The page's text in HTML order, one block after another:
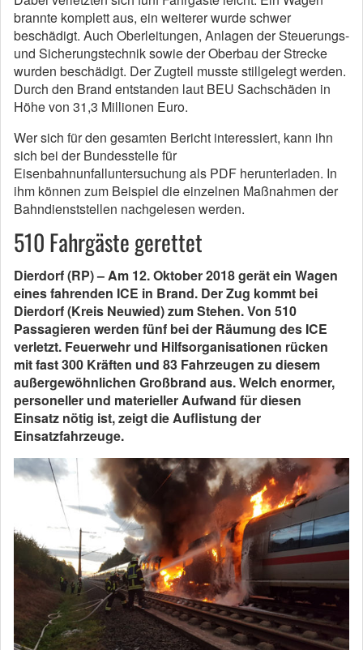
brannte komplett aus, ein weiterer wurde schwer
beschädigt. Auch Oberleitungen, Anlagen der Steuerungs-
und Sicherungstechnik sowie der Oberbau der Strecke
wurden beschädigt. Der Zugteil musste stillgelegt werden.
Durch den Brand entstanden laut BEU Sachschäden in
Höhe von 31,3 Millionen Euro.
Wer sich für den gesamten Bericht interessiert, kann ihn
sich bei der Bundesstelle für
Eisenbahnunfalluntersuchung als PDF herunterladen. In
ihm können zum Beispiel die einzelnen Maßnahmen der
Bahndienststellen nachgelesen werden.
510 Fahrgäste gerettet
Dierdorf (RP) – Am 12. Oktober 2018 gerät ein Wagen
eines fahrenden ICE in Brand. Der Zug kommt bei
Dierdorf (Kreis Neuwied) zum Stehen. Von 510
Passagieren werden fünf bei der Räumung des ICE
verletzt. Feuerwehr und Hilfsorganisationen rücken
mit fast 300 Kräften und 83 Fahrzeugen zu diesem
außergewöhnlichen Großbrand aus. Welch enormer,
personeller und materieller Aufwand für diesen
Einsatz nötig ist, zeigt die Auflistung der
Einsatzfahrzeuge.